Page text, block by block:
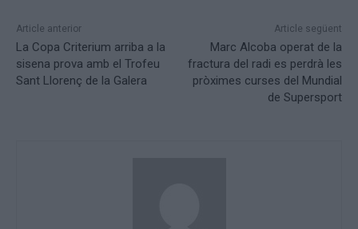
Article anterior
La Copa Criterium arriba a la
sisena prova amb el Trofeu
Sant Llorenç de la Galera
Article següent
Marc Alcoba operat de la
fractura del radi es perdrà les
pròximes curses del Mundial
de Supersport